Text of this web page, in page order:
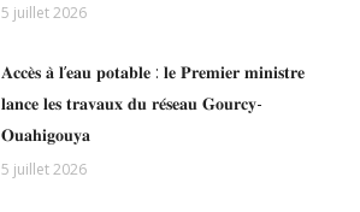
5 juillet 2026
𝐀𝐜𝐜𝐞̀𝐬 𝐚̀ 𝐥’𝐞𝐚𝐮 𝐩𝐨𝐭𝐚𝐛𝐥𝐞 : 𝐥𝐞 𝐏𝐫𝐞𝐦𝐢𝐞𝐫 𝐦𝐢𝐧𝐢𝐬𝐭𝐫𝐞
𝐥𝐚𝐧𝐜𝐞 𝐥𝐞𝐬 𝐭𝐫𝐚𝐯𝐚𝐮𝐱 𝐝𝐮 𝐫𝐞́𝐬𝐞𝐚𝐮 𝐆𝐨𝐮𝐫𝐜𝐲-
𝐎𝐮𝐚𝐡𝐢𝐠𝐨𝐮𝐲𝐚
5 juillet 2026